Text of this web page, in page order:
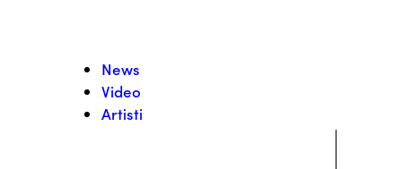
News
Video
Artisti